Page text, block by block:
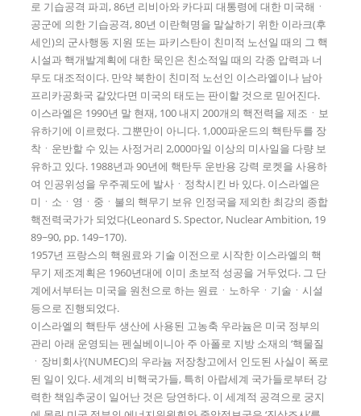
로 기습공격 파괴, 86년 리비아와 카다피 대통령에 대한 미국해ㆍ
공군에 의한 기습공격, 80년 이란혁명을 말살하기 위한 이라크(후
세인)의 군사행동 지원 또는 파키스탄이 친미적 노선일 때의 그 핵
시설과 핵개발계획에 대한 묵인은 친소적일 때의 각종 압력과 너
무도 대조적이다. 만약 북한이 친미적 노선인 이스라엘이나 남아
프리카공화국 같았다면 미국의 태도는 판이할 것으로 믿어진다.
이스라엘은 1990년 말 현재, 100 내지 200개의 핵전력을 제조ㆍ보
유하기에 이르렀다. 그뿐만이 아니다. 1,000파운드의 핵탄두를 장
착ㆍ운반할 수 있는 사정거리 2,000마일 이상의 미사일을 다량 보
유하고 있다. 1988년과 90년에 핵탄두 운반용 강력 로켓을 사용하
여 인공위성을 우주궤도에 발사ㆍ정착시킨 바 있다. 이스라엘은
미ㆍ소ㆍ영ㆍ중ㆍ불의 핵무기 보유 인정국을 제외한 최강의 종합
핵전력국가가 되었다(Leonard S. Spector, Nuclear Ambition, 19
89~90, pp. 149~170).
1957년 프랑스의 핵원료와 기술 이전으로 시작한 이스라엘의 핵
무기 제조계획은 1960년대에 이미 초보적 성공을 거두었다. 그 단
계에서부터는 미국을 원천으로 하는 원료ㆍ노하우ㆍ기술ㆍ시설
등으로 진행되었다.
이스라엘의 핵탄두 생산에 사용된 고농축 우라늄은 미국 정부의
관리 아래 운영되는 펜실베이니아 주 아폴로 지방 소재의 ‘핵물질
ㆍ장비회사’(NUMEC)의 우라늄 저장창고에서 인도된 사실이 폭로
된 일이 있다. 세계의 비핵국가들, 특히 아랍세계 국가들로부터 강
력한 책임추궁이 일어난 것은 당연하다. 이 세계적 공격으로 궁지